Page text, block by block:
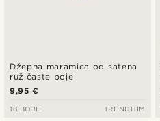
Džepna maramica od satena
ružičaste boje
9,95 €
18 BOJE TRENDHIM